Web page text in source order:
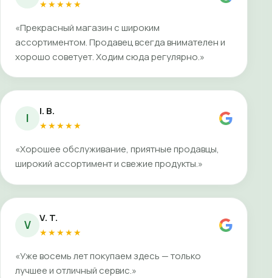
★★★★★
«Прекрасный магазин с широким
ассортиментом. Продавец всегда внимателен и
хорошо советует. Ходим сюда регулярно.»
I I. B.
★★★★★
«Хорошее обслуживание, приятные продавцы,
широкий ассортимент и свежие продукты.»
V V. T.
★★★★★
«Уже восемь лет покупаем здесь — только
лучшее и отличный сервис.»